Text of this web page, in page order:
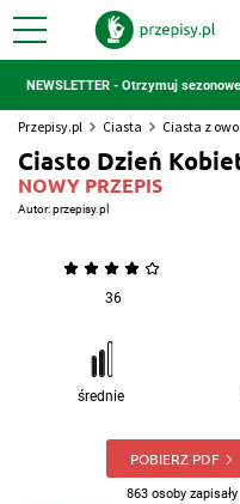
NEWSLETTER - Otrzymuj
Przepisy.pl Ciasta Ciasta z
Ciasto Dzień
NOWY PRZEPIS
Autor:przepisy.pl
36
średnie
POBIERZ PDF
863 osoby zapisały